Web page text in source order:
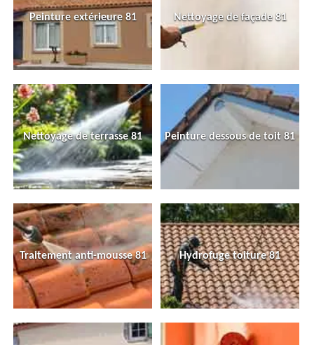
Peinture extérieure 81 Nettoyage de façade 81
Nettoyage de terrasse 81 Peinture dessous de toit 81
Traitement anti-mousse 81 Hydrofuge toiture 81